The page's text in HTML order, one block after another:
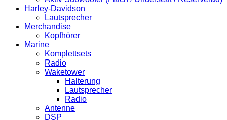
Harley-Davidson
Lautsprecher
Merchandise
Kopfhörer
Marine
Komplettsets
Radio
Waketower
Halterung
Lautsprecher
Radio
Antenne
DSP